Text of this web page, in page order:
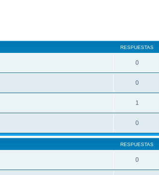
RESPUESTAS
0
0
1
0
RESPUESTAS
0